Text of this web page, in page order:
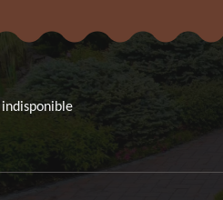
indisponible